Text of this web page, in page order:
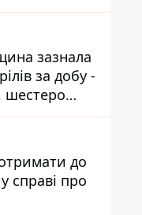
зазнала
за добу -
шестеро
до
справі про